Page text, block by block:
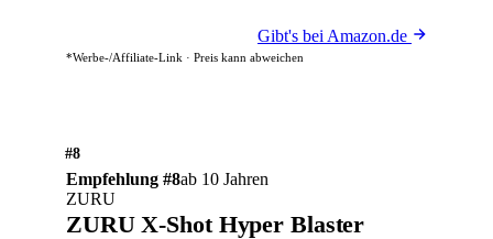
Gibt's bei Amazon.de
*Werbe-/Affiliate-Link · Preis kann abweichen
#8
Empfehlung #8ab 10 Jahren
ZURU
ZURU X-Shot Hyper Blaster